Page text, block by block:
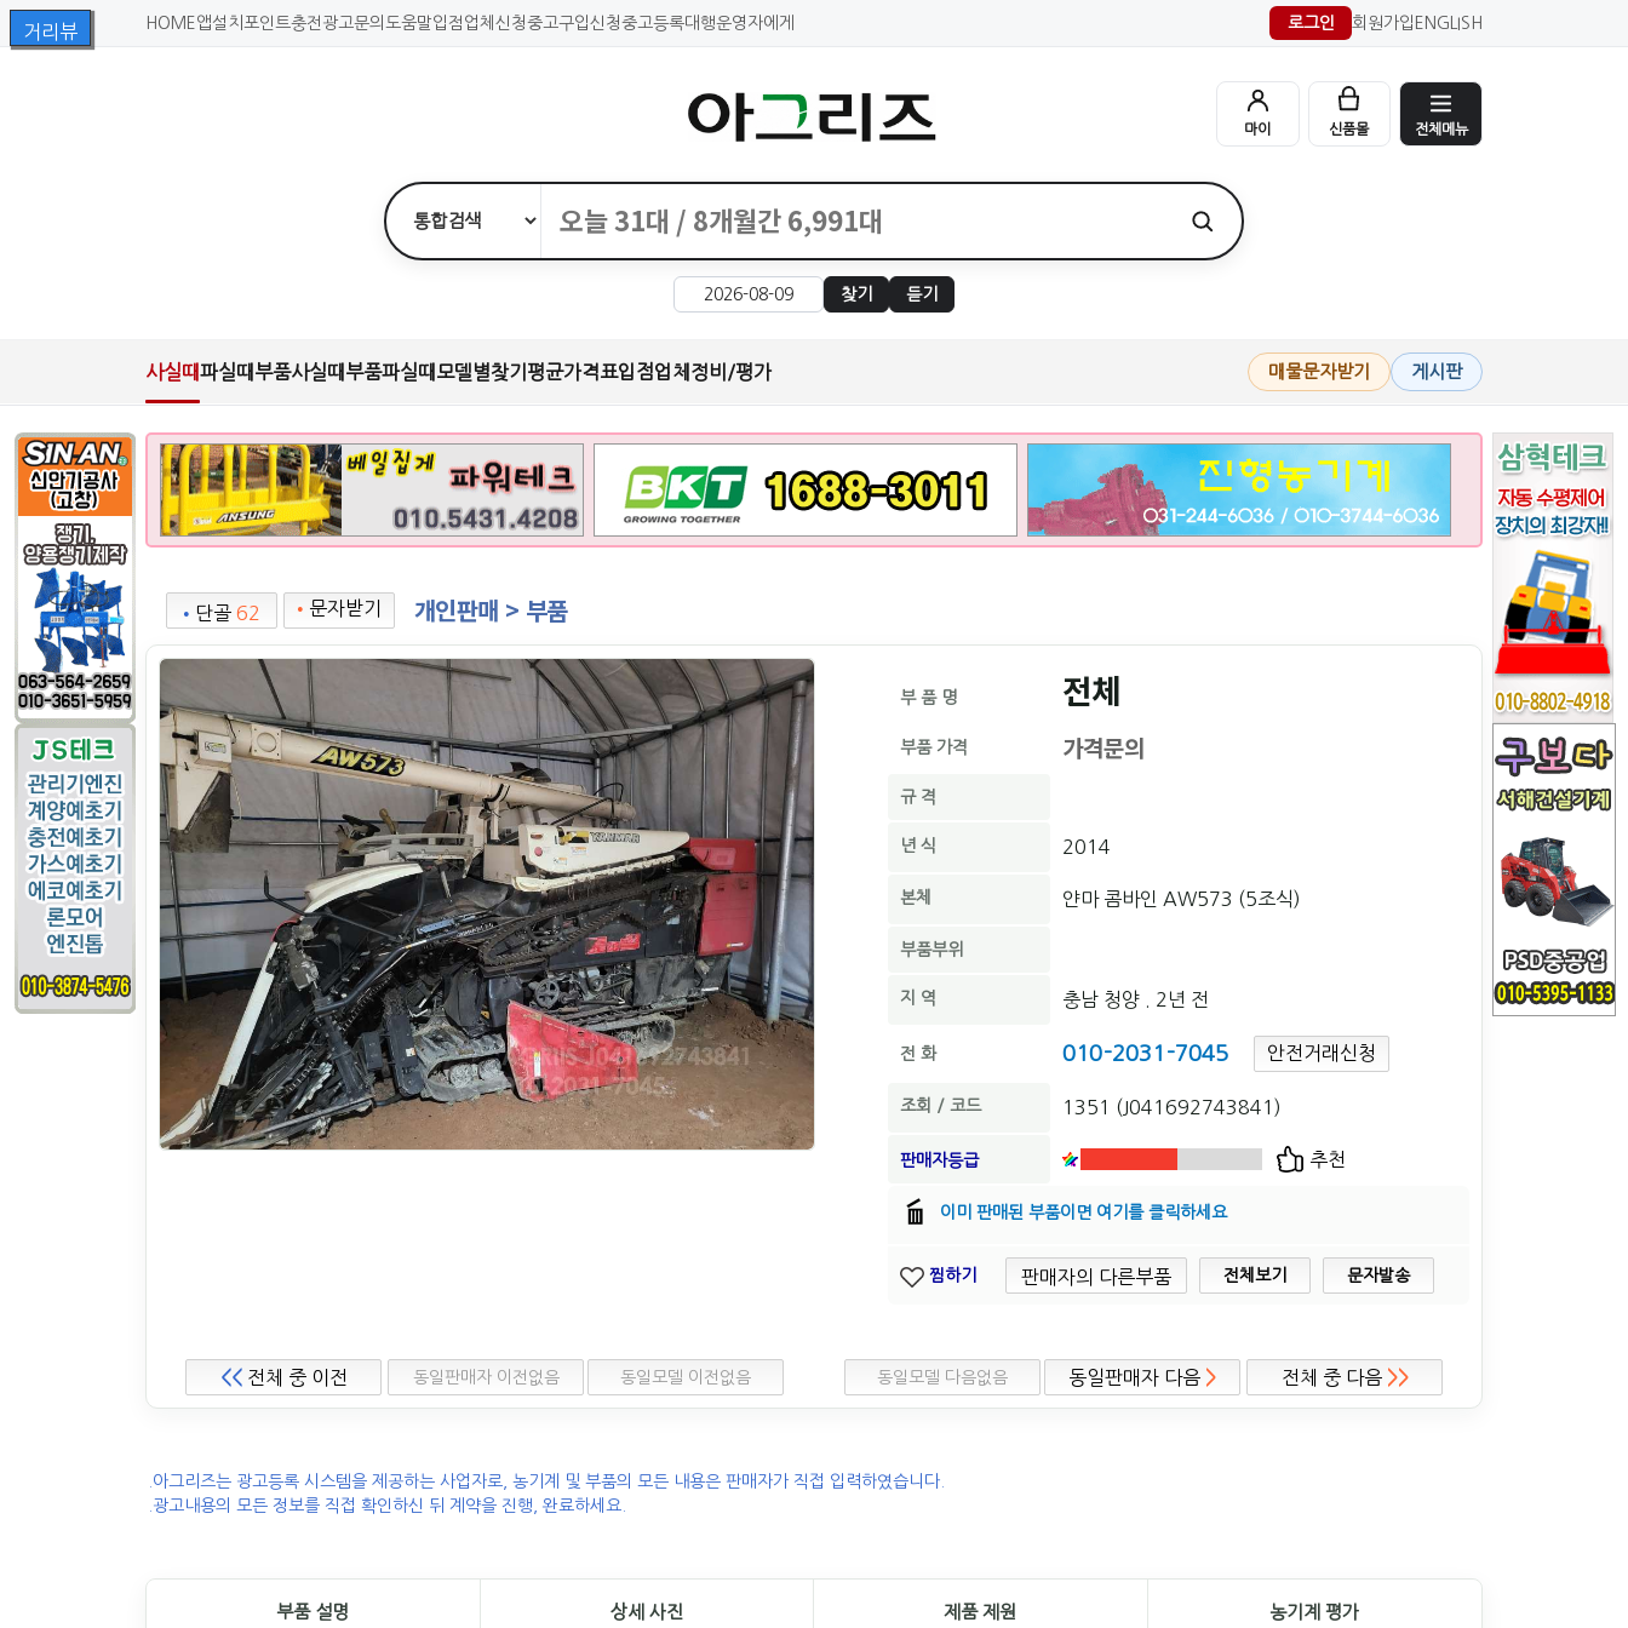
HOME 앱설치 포인트충전 광고문의 도움말입점업체신청중고구입신청중고등록대행운영자에게 로그인 회원가입 ENGLISH
찾기 듣기
마이 신품몰 전체메뉴
사실때파실때 부품사실때 부품파실때 모델별찾기 평균가격표입점업체 정비/평가 매물문자받기 게시판
• 단골 62 • 문자받기 개인판매 > 부품
부 품 명 전체
부품 가격 가격문의
규 격
년 식 2014
본체 얀마 콤바인 AW573 (5조식)
부품부위
지 역 충남 청양 . 2년 전
전 화 010-2031-7045 안전거래신청
조회 / 코드 1351 (J041692743841)
판매자등급 추천
이미 판매된 부품이면 여기를 클릭하세요
찜하기 전체보기 문자발송
<<전체 중 이전 동일판매자 이전없음 동일모델 이전없음 동일모델 다음없음 동일판매자 다음 > 전체 중 다음 >>
.아그리즈는 광고등록 시스템을 제공하는 사업자로, 농기계 및 부품의 모든 내용은 판매자가 직접 입력하였습니다.
.광고내용의 모든 정보를 직접 확인하신 뒤 계약을 진행, 완료하세요.
부품 설명 상세 사진 제품 제원 농기계 평가